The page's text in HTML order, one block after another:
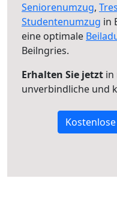
Seniorenumzug,
Studentenumzug in
eine optimale
Beilngries.
Erhalten Sie jetzt in
unverbindliche und